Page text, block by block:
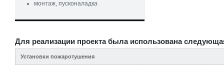
монтаж, пусконаладка
Для реализации проекта была использована
Установки пожаротушения